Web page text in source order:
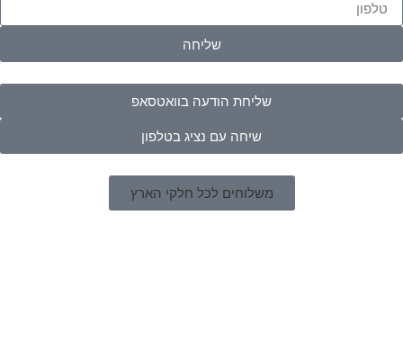
שליחה
שליחת הודעה בוואטסאפ
שיחה עם נציג בטלפון
משלוחים לכל חלקי הארץ